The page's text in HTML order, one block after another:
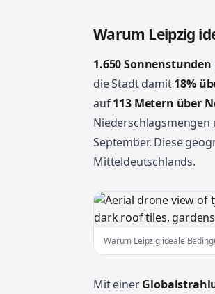
Warum Leipzig
1.650 Sonnenstunden
die Stadt damit18%
auf113 Metern über
September. Diese
Mitteldeutschlands.
Warum Leipzig ideale
Mit einer